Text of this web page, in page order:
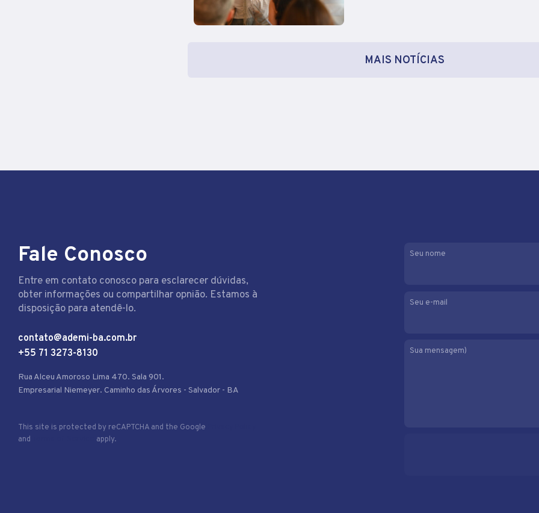
MAIS NOTÍCIAS
Fale Conosco
Entre em contato conosco para esclarecer dúvidas,
obter informações ou compartilhar opnião. Estamos à
disposição para atendê-lo.
contato@ademi-ba.com.br
+55 71 3273-8130
Rua Alceu Amoroso Lima 470. Sala 901.
Empresarial Niemeyer. Caminho das Árvores - Salvador - BA
This site is protected by reCAPTCHA and the Google
and
apply.
Seu nome
Seu e-mail
Sua mensagem)